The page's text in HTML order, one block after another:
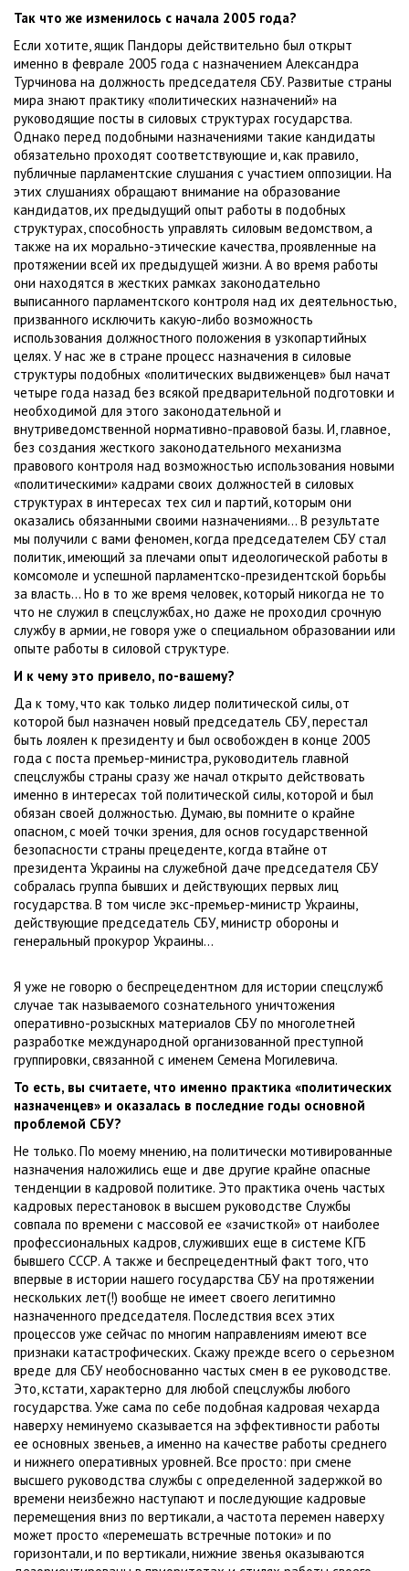
Так что же изменилось с начала 2005 года?
Если хотите, ящик Пандоры действительно был открыт
именно в феврале 2005 года с назначением Александра
Турчинова на должность председателя СБУ. Развитые страны
мира знают практику «политических назначений» на
руководящие посты в силовых структурах государства.
Однако перед подобными назначениями такие кандидаты
обязательно проходят соответствующие и, как правило,
публичные парламентские слушания с участием оппозиции. На
этих слушаниях обращают внимание на образование
кандидатов, их предыдущий опыт работы в подобных
структурах, способность управлять силовым ведомством, а
также на их морально-этические качества, проявленные на
протяжении всей их предыдущей жизни. А во время работы
они находятся в жестких рамках законодательно
выписанного парламентского контроля над их деятельностью,
призванного исключить какую-либо возможность
использования должностного положения в узкопартийных
целях. У нас же в стране процесс назначения в силовые
структуры подобных «политических выдвиженцев» был начат
четыре года назад без всякой предварительной подготовки и
необходимой для этого законодательной и
внутриведомственной нормативно-правовой базы. И, главное,
без создания жесткого законодательного механизма
правового контроля над возможностью использования новыми
«политическими» кадрами своих должностей в силовых
структурах в интересах тех сил и партий, которым они
оказались обязанными своими назначениями... В результате
мы получили с вами феномен, когда председателем СБУ стал
политик, имеющий за плечами опыт идеологической работы в
комсомоле и успешной парламентско-президентской борьбы
за власть... Но в то же время человек, который никогда не то
что не служил в спецслужбах, но даже не проходил срочную
службу в армии, не говоря уже о специальном образовании или
опыте работы в силовой структуре.
И к чему это привело, по-вашему?
Да к тому, что как только лидер политической силы, от
которой был назначен новый председатель СБУ, перестал
быть лоялен к президенту и был освобожден в конце 2005
года с поста премьер-министра, руководитель главной
спецслужбы страны сразу же начал открыто действовать
именно в интересах той политической силы, которой и был
обязан своей должностью. Думаю, вы помните о крайне
опасном, с моей точки зрения, для основ государственной
безопасности страны прецеденте, когда втайне от
президента Украины на служебной даче председателя СБУ
собралась группа бывших и действующих первых лиц
государства. В том числе экс-премьер-министр Украины,
действующие председатель СБУ, министр обороны и
генеральный прокурор Украины...
Я уже не говорю о беспрецедентном для истории спецслужб
случае так называемого сознательного уничтожения
оперативно-розыскных материалов СБУ по многолетней
разработке международной организованной преступной
группировки, связанной с именем Семена Могилевича.
То есть, вы считаете, что именно практика «политических
назначенцев» и оказалась в последние годы основной
проблемой СБУ?
Не только. По моему мнению, на политически мотивированные
назначения наложились еще и две другие крайне опасные
тенденции в кадровой политике. Это практика очень частых
кадровых перестановок в высшем руководстве Службы
совпала по времени с массовой ее «зачисткой» от наиболее
профессиональных кадров, служивших еще в системе КГБ
бывшего СССР. А также и беспрецедентный факт того, что
впервые в истории нашего государства СБУ на протяжении
нескольких лет(!) вообще не имеет своего легитимно
назначенного председателя. Последствия всех этих
процессов уже сейчас по многим направлениям имеют все
признаки катастрофических. Скажу прежде всего о серьезном
вреде для СБУ необоснованно частых смен в ее руководстве.
Это, кстати, характерно для любой спецслужбы любого
государства. Уже сама по себе подобная кадровая чехарда
наверху неминуемо сказывается на эффективности работы
ее основных звеньев, а именно на качестве работы среднего
и нижнего оперативных уровней. Все просто: при смене
высшего руководства службы с определенной задержкой во
времени неизбежно наступают и последующие кадровые
перемещения вниз по вертикали, а частота перемен наверху
может просто «перемешать встречные потоки» и по
горизонтали, и по вертикали, нижние звенья оказываются